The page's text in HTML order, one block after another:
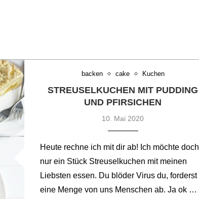
backen cake Kuchen
STREUSELKUCHEN MIT PUDDING
UND PFIRSICHEN
10. Mai 2020
Heute rechne ich mit dir ab! Ich möchte doch
nur ein Stück Streuselkuchen mit meinen
Liebsten essen. Du blöder Virus du, forderst
eine Menge von uns Menschen ab. Ja ok …